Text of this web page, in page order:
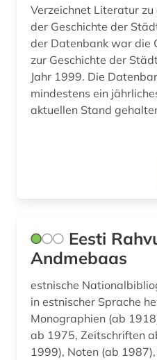
iberoromanistik (4)
indien (1)
inkunabel (1)
island (1)
israel (1)
italianistik (4)
italien (10)
Verzeichnet Literatur
der Geschichte der
der Datenbank war die
zur Geschichte der
Jahr 1999. Die
mindestens ein
aktuellen Stand
Eesti
Andmebaas
estnische
in estnischer Sprache
Monographien (ab
ab 1975, Zeitschriften
1999), Noten (ab